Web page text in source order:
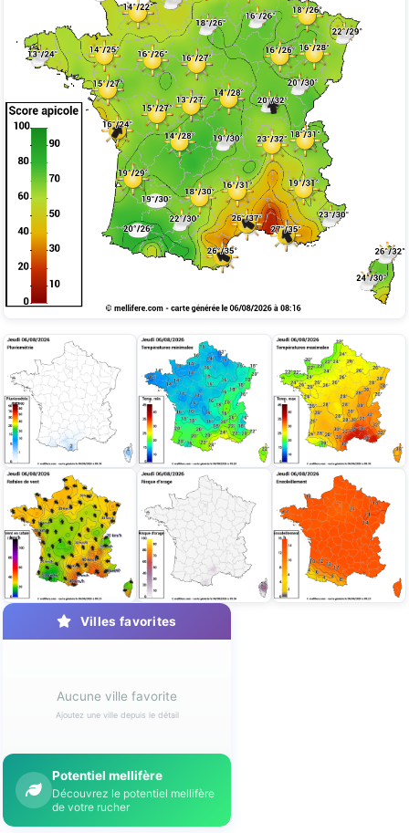
Villes favorites
Aucune ville favorite
Ajoutez une ville depuis le détail
Potentiel mellifère
Découvrez le potentiel mellifère
de votre rucher